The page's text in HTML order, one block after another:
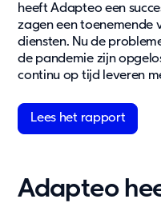
heeft Adapteo een
zagen een toenemende
diensten. Nu de
de pandemie zijn
continu op tijd leveren
Lees het rapport
Adapteo